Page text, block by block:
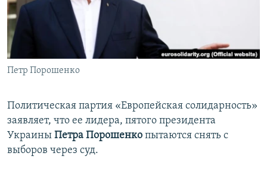
ПОБЕДИТЕЛЕЙ НЕ СУДЯТ?
КРЫМ.НЕПОКОРЕННЫЙ
УКРАИНСКАЯ ПРОБЛЕМА КРЫМА
ПРИСОЕДИНЯЙТЕСЬ!
Петр Порошенко
Политическая партия «Европейская солидарность»
заявляет, что ее лидера, пятого президента
Украины Петра Порошенко пытаются снять с
выборов через суд.